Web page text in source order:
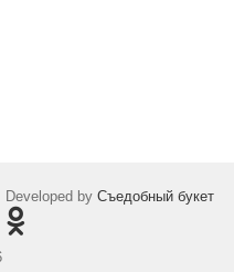
Developed byСъедобный букет